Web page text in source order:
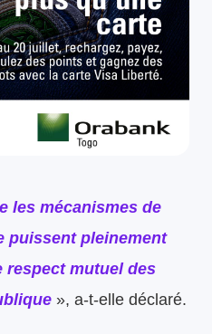
les mécanismes de
puissent pleinement
respect mutuel des
», a-t-elle déclaré.